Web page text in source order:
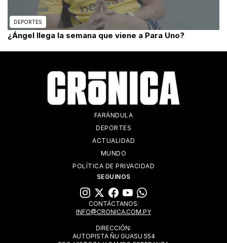
DEPORTES
¿Ángel llega la semana que viene a Para Uno?
FARÁNDULA
DEPORTES
ACTUALIDAD
MUNDO
POLÍTICA DE PRIVACIDAD
SEGUINOS
CONTÁCTANOS:
INFO@CRONICA.COM.PY
DIRECCIÓN:
AUTOPISTA ÑU GUASU 554